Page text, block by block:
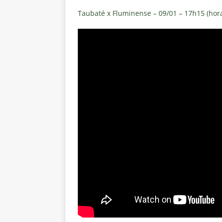
Taubaté x Fluminense – 09/01 – 17h15